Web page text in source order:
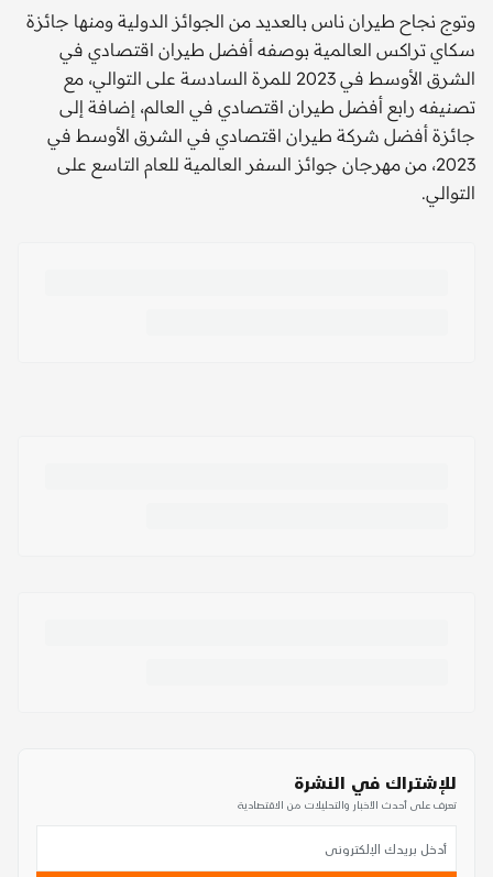
وتوج نجاح طيران ناس بالعديد من الجوائز الدولية ومنها جائزة
سكاي تراكس العالمية بوصفه أفضل طيران اقتصادي في
الشرق الأوسط في 2023 للمرة السادسة على التوالي، مع
تصنيفه رابع أفضل طيران اقتصادي في العالم، إضافة إلى
جائزة أفضل شركة طيران اقتصادي في الشرق الأوسط في
2023، من مهرجان جوائز السفر العالمية للعام التاسع على
التوالي.
للإشتراك في النشرة
تعرف على أحدث الأخبار والتحليلات من الاقتصادية